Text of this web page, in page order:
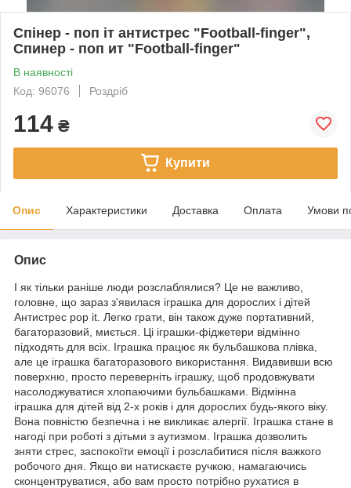
Спінер - поп іт антистрес "Football-finger",
Спинер - поп ит "Football-finger"
В наявності
Код: 96076
Роздріб
114 ₴
Купити
Опис Характеристики Доставка Оплата Умови
Опис
І як тільки раніше люди розслаблялися? Це не важливо,
головне, що зараз з'явилася іграшка для дорослих і дітей
Антистрес pop it. Легко грати, він також дуже портативний,
багаторазовий, миється. Ці іграшки-фіджетери відмінно
підходять для всіх. Іграшка працює як бульбашкова плівка,
але це іграшка багаторазового використання. Видавивши всю
поверхню, просто переверніть іграшку, щоб продовжувати
насолоджуватися хлопаючими бульбашками. Відмінна
іграшка для дітей від 2-х років і для дорослих будь-якого віку.
Вона повністю безпечна і не викликає алергії. Іграшка стане в
нагоді при роботі з дітьми з аутизмом. Іграшка дозволить
зняти стрес, заспокоїти емоції і розслабитися після важкого
робочого дня. Якщо ви натискаєте ручкою, намагаючись
сконцентруватися, або вам просто потрібно рухатися в